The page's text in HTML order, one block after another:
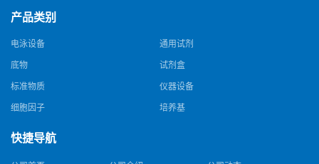
产品类别
电泳设备 通用试剂
底物 试剂盒
标准物质 仪器设备
细胞因子 培养基
快捷导航